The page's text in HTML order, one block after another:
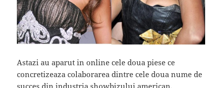
Astazi au aparut in online cele doua piese ce
concretizeaza colaborarea dintre cele doua nume de
succes din industria showbizului american,